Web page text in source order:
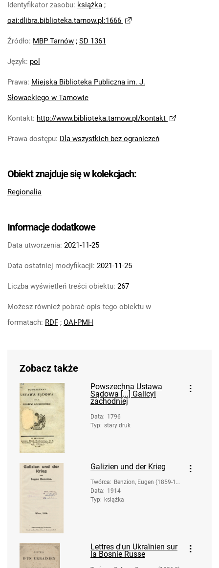
Identyfikator zasobu: książka ;
oai:dlibra.biblioteka.tarnow.pl:1666
Źródło: MBP Tarnów ; SD 1361
Język: pol
Prawa: Miejska Biblioteka Publiczna im. J.
Słowackiego w Tarnowie
Kontakt: http://www.biblioteka.tarnow.pl/kontakt
Prawa dostępu: Dla wszystkich bez ograniczeń
Obiekt znajduje się w kolekcjach:
Regionalia
Informacje dodatkowe
Data utworzenia: 2021-11-25
Data ostatniej modyfikacji: 2021-11-25
Liczba wyświetleń treści obiektu: 267
Możesz również pobrać opis tego obiektu w
formatach: RDF ; OAI-PMH
Zobacz także
Powszechna Ustawa
Sądowa [...] Galicyi
zachodniej
Data: 1796
Typ: stary druk
Galizien und der Krieg
Twórca: Benzion, Eugen (1859-19
40)
Data: 1914
Typ: książka
Lettres d'un Ukraïnien sur
la Bosnie Russe